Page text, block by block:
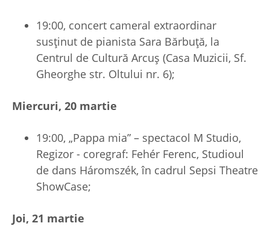
19:00, concert cameral extraordinar
susținut de pianista Sara Bărbuță, la
Centrul de Cultură Arcuș (Casa Muzicii, Sf.
Gheorghe str. Oltului nr. 6);
Miercuri, 20 martie
19:00, „Pappa mia” – spectacol M Studio,
Regizor - coregraf: Fehér Ferenc, Studioul
de dans Háromszék, în cadrul Sepsi Theatre
ShowCase;
Joi, 21 martie